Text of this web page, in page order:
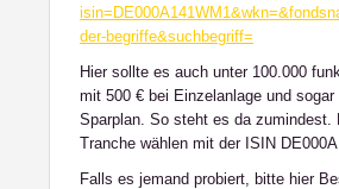
der-begriffe&suchbegriff=
Hier sollte es auch unter 100.000
mit 500 € bei Einzelanlage und
Sparplan. So steht es da zumindest.
Tranche wählen mit der ISIN
Falls es jemand probiert, bitte hier